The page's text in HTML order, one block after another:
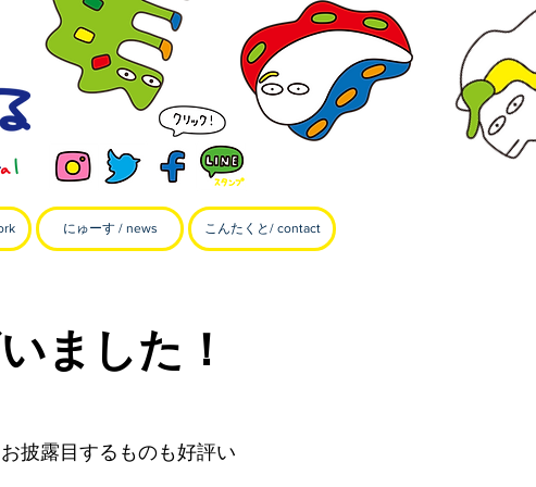
にゅーす / news こんたくと/ contact
ました！
披露目するものも好評い